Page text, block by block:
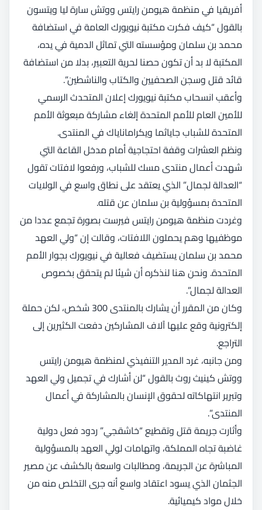
أفريقيا في منظمة هيومن رايتس ووتش سارة ليا ويتسون
بالقول “كيف فكرت مكتبة نيويورك العامة في استضافة
محمد بن سلمان ومؤسسته التي تماثل الدمية في يده،
المكتبة لا بد أن تكون حصنا لحرية التعبير، بدلا من استضافة
قائد قتل وسجن الصحفيين والكتاب والناشطين”.
وأعقب انسحاب مكتبة نيويورك إعلان المتحدث الرسمي
للأمين العام للأمم المتحدة إلغاء مشاركة مبعوثة الأمم
المتحدة للشباب جاياثما ويكراماناياك في المنتدى.
ونظم العشرات وقفة احتجاجية أمام مدخل القاعة التي
شهدت أعمال منتدى مسك للشباب، ورفعوا لافتات تقول
“العدالة لجمال” الذي يعتقد على نطاق واسع في الولايات
المتحدة بمسؤولية بن سلمان عن قتله.
وغردت منظمة هيومن رايتس فيرست بصورة تجمع عددا من
موظفيها وهم يحملون اللافتات، وقالت إن “ولي العهد
محمد بن سلمان يستضيف فعالية في نيويورك بجوار الأمم
المتحدة. ونحن هنا لنذكره أن شيئا لم يتحقق بخصوص
العدالة لجمال”.
وكان من المقرر أن يشارك بالمنتدى 300 شخص، لكن حملة
إلكترونية وقع عليها آلاف المشاركين دفعت الكثيرين إلى
التراجع.
ومن جانبه، غرد المدير التنفيذي لمنظمة هيومن رايتس
ووتش كينيث روث بالقول “لن أشارك في تجميل ولي العهد
وتبرير انتهاكاته لحقوق الإنسان بالمشاركة في أعمال
المنتدى”.
وأثارت جريمة قتل وتقطيع “خاشقجي” ردود فعل دولية
غاضبة تجاه المملكة، واتهامات لولي العهد بالمسؤولية
المباشرة عن الجريمة، ومطالبات واسعة بالكشف عن مصير
الجثمان الذي يسود اعتقاد واسع أنه جرى التخلص منه من
خلال مواد كيميائية.